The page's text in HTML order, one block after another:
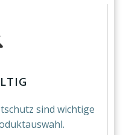
sind wichtige